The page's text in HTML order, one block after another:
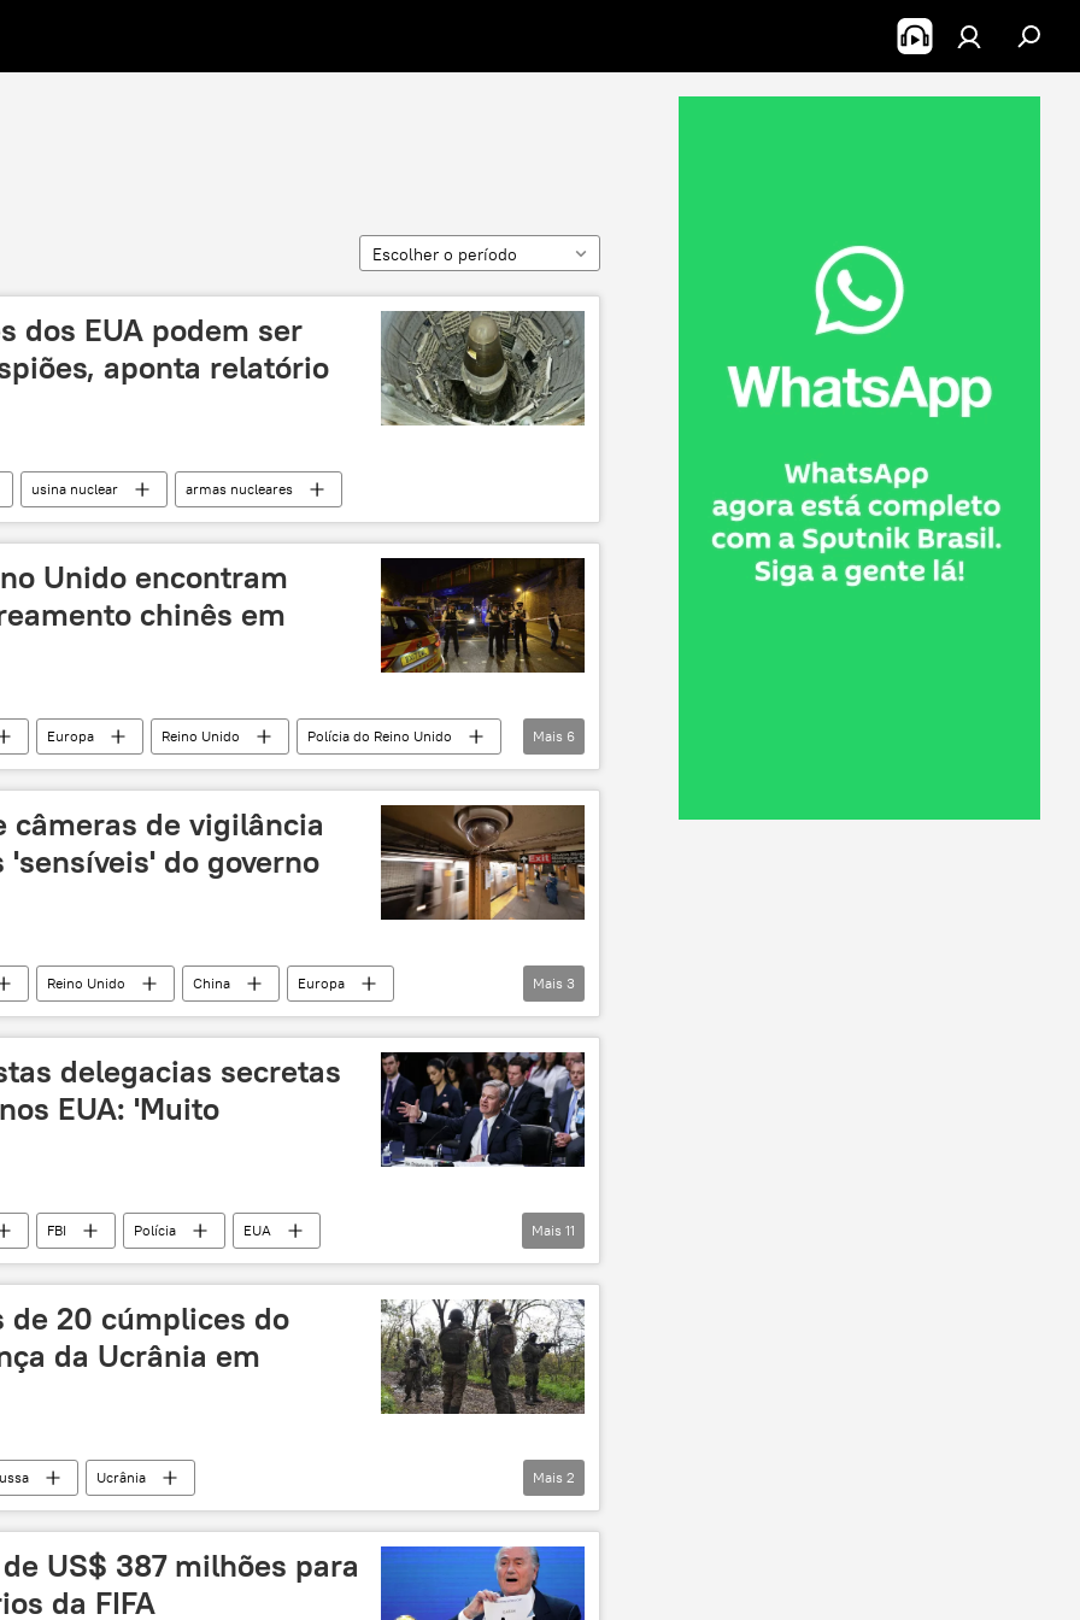
Escolher o período
dos EUA podem ser
aponta relatório
usina nuclear armas nucleares
Unido encontram
chinês em
Europa Reino Unido
Polícia do Reino Unido
contraespionagem
China
Mais 6
câmeras de vigilância
do governo
Reino Unido China
Europa
câmera
Mais 3
delegacias secretas
EUA: 'Muito
FBI Polícia
EUA
Christopher Wray
investigação
operação secreta
Américas
Mais 11
de 20 cúmplices do
da Ucrânia em
Ucrânia
Rússia República Popular de Lugansk
Mais 2
US$ 387 milhões para
da FIFA